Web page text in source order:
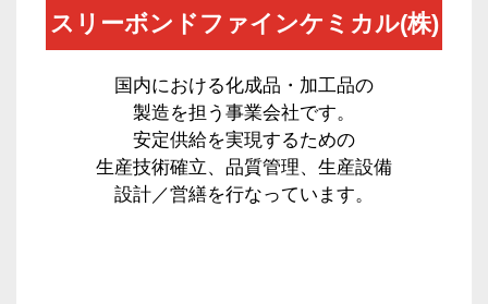
スリーボンドファインケミカル(株)
国内における化成品・加工品の
製造を担う事業会社です。
安定供給を実現するための
生産技術確立、品質管理、生産設備
設計／営繕を行なっています。